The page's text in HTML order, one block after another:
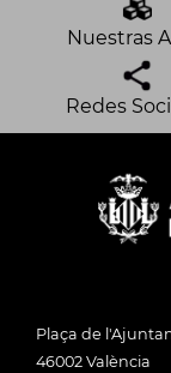
Nuestras
Redes
Plaça de
46002 València